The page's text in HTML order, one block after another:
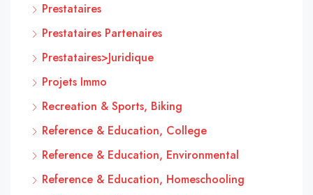
Prestataires
Prestataires Partenaires
Prestataires>Juridique
Projets Immo
Recreation & Sports, Biking
Reference & Education, College
Reference & Education, Environmental
Reference & Education, Homeschooling